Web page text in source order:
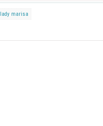
lady marisa